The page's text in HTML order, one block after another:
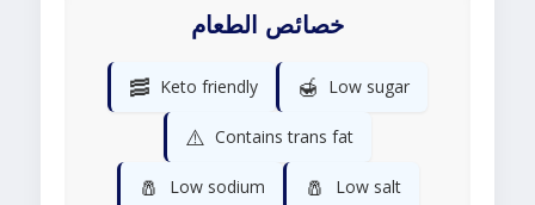
خصائص الطعام
🥓 Keto friendly 🍯 Low sugar
⚠️ Contains trans fat
🧂 Low sodium 🧂 Low salt